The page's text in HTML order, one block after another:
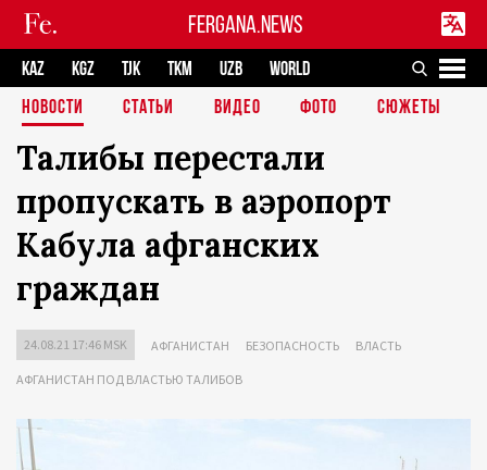
FERGANA.NEWS
KAZ KGZ TJK TKM UZB
WORLD
НОВОСТИ
СТАТЬИ ВИДЕО ФОТО СЮЖЕТЫ
Талибы перестали
пропускать в аэропорт
Кабула афганских
граждан
24.08.21 17:46 MSK АФГАНИСТАН БЕЗОПАСНОСТЬ ВЛАСТЬ
АФГАНИСТАН ПОД ВЛАСТЬЮ ТАЛИБОВ